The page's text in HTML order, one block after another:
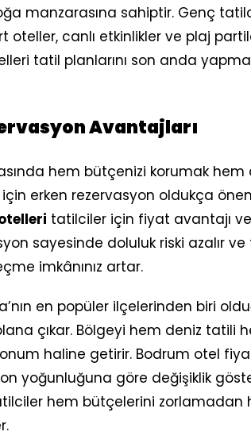
manzarasına sahiptir. Genç
oteller, canlı etkinlikler ve plaj
tatil planlarını son anda
Avantajları
hem bütçenizi korumak
erken rezervasyon oldukça
tatilciler için fiyat avantajı
sayesinde doluluk riski azalır
imkânınız artar.
en popüler ilçelerinden biri
çıkar. Bölgeyi hem deniz tatili
haline getirir. Bodrum otel
yoğunluğuna göre değişiklik
hem bütçelerini